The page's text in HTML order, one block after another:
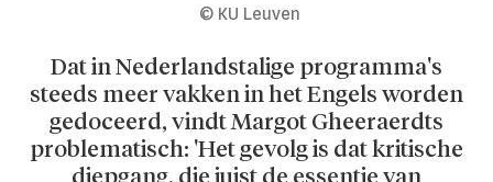
© KU Leuven
Dat in Nederlandstalige programma's
steeds meer vakken in het Engels worden
gedoceerd, vindt Margot Gheeraerdts
problematisch: 'Het gevolg is dat kritische